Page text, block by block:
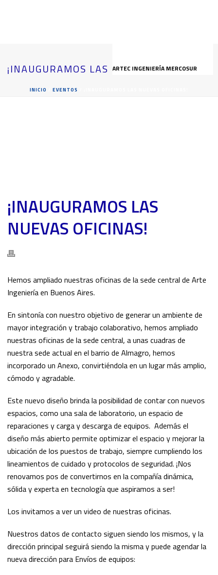
ARTEC INGENIERÍA MERCOSUR
¡INAUGURAMOS LAS NUEVAS OFICINAS!
INICIO EVENTOS
¡INAUGURAMOS LAS
NUEVAS OFICINAS!
Hemos ampliado nuestras oficinas de la sede central de Arte
Ingeniería en Buenos Aires.
En sintonía con nuestro objetivo de generar un ambiente de
mayor integración y trabajo colaborativo, hemos ampliado
nuestras oficinas de la sede central, a unas cuadras de
nuestra sede actual en el barrio de Almagro, hemos
incorporado un Anexo, convirtiéndola en un lugar más amplio,
cómodo y agradable.
Este nuevo diseño brinda la posibilidad de contar con nuevos
espacios, como una sala de laboratorio, un espacio de
reparaciones y carga y descarga de equipos. Además el
diseño más abierto permite optimizar el espacio y mejorar la
ubicación de los puestos de trabajo, siempre cumpliendo los
lineamientos de cuidado y protocolos de seguridad. ¡Nos
renovamos pos de convertirnos en la compañía dinámica,
sólida y experta en tecnología que aspiramos a ser!
Los invitamos a ver un video de nuestras oficinas.
Nuestros datos de contacto siguen siendo los mismos, y la
dirección principal seguirá siendo la misma y puede agendar la
nueva dirección para Envíos de equipos: